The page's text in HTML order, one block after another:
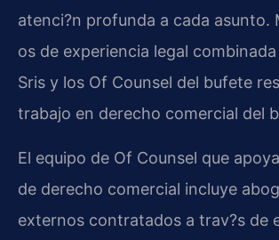
atenci?n profunda a cada asunto.
os de experiencia legal
Sris y los Of Counsel del bufete
trabajo en derecho comercial del
El equipo de Of Counsel que
de derecho comercial incluye
externos contratados a trav?s de